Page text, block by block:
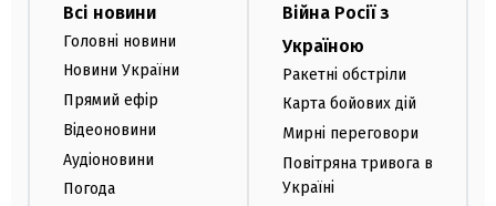
Всі новини
Головні новини
Новини України
Прямий ефір
Відеоновини
Аудіоновини
Погода
Війна Росії з
Україною
Ракетні обстріли
Карта бойових дій
Мирні переговори
Повітряна тривога в
Україні